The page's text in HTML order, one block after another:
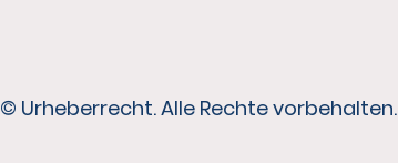
© Urheberrecht. Alle Rechte vorbehalten.